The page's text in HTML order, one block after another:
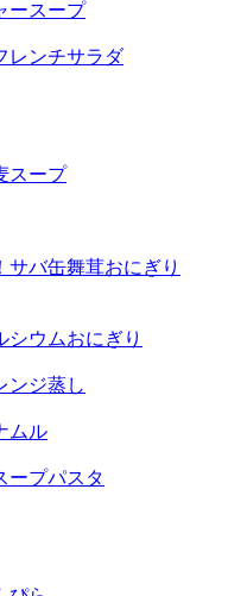
ースープ
レンチサラダ
スープ
サバ缶舞茸おにぎり
シウムおにぎり
ンジ蒸し
ムル
ープパスタ